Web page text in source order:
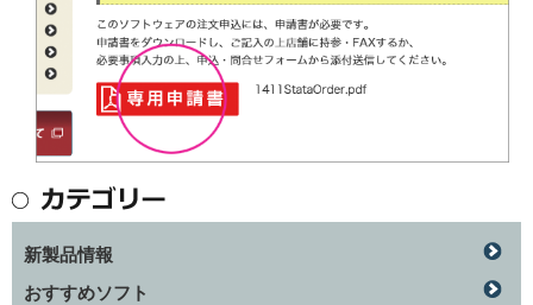
新製品情報
おすすめソフト